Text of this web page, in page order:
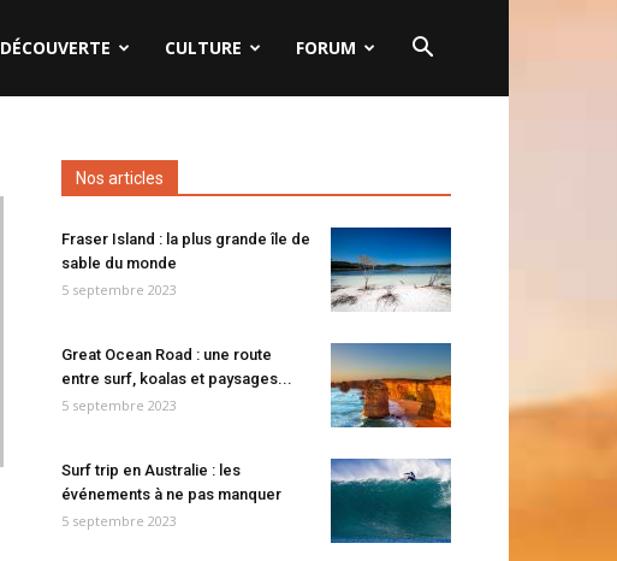
DÉCOUVERTE CULTURE FORUM
Nos articles
Fraser Island : la plus grande île de
sable du monde
5 septembre 2023
Great Ocean Road : une route
entre surf, koalas et paysages...
5 septembre 2023
Surf trip en Australie : les
événements à ne pas manquer
5 septembre 2023